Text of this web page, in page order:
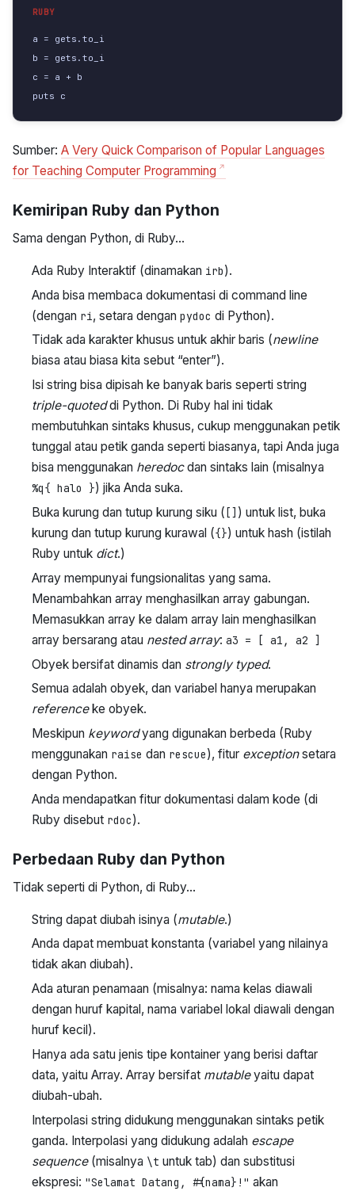
a = gets . to_i
b
= gets . to_i
c
= a +
b
puts
c
Sumber: A Very Quick Comparison of Popular Languages
for Teaching Computer Programming
Kemiripan Ruby dan Python
Sama dengan Python, di Ruby…
Ada Ruby Interaktif (dinamakan irb).
Anda bisa membaca dokumentasi di command line
(dengan ri, setara dengan pydoc di Python).
Tidak ada karakter khusus untuk akhir baris (newline
biasa atau biasa kita sebut “enter”).
Isi string bisa dipisah ke banyak baris seperti string
triple-quoteddi Python. Di Ruby hal ini tidak
membutuhkan sintaks khusus, cukup menggunakan petik
tunggal atau petik ganda seperti biasanya, tapi Anda juga
bisa menggunakan heredocdan sintaks lain (misalnya
%q{ halo }) jika Anda suka.
Buka kurung dan tutup kurung siku ( [] ) untuk list, buka
kurung dan tutup kurung kurawal ({}) untuk hash (istilah
Ruby untuk dict.)
Array mempunyai fungsionalitas yang sama.
Menambahkan array menghasilkan array gabungan.
Memasukkan array ke dalam array lain menghasilkan
array bersarang atau nested array: a3 = [ a1, a2 ]
Obyek bersifat dinamis dan strongly typed.
Semua adalah obyek, dan variabel hanya merupakan
referenceke obyek.
Meskipun keywordyang digunakan berbeda (Ruby
menggunakan raise dan rescue), fitur exceptionsetara
dengan Python.
Anda mendapatkan fitur dokumentasi dalam kode (di
Ruby disebut rdoc).
Perbedaan Ruby dan Python
Tidak seperti di Python, di Ruby…
String dapat diubah isinya (mutable.)
Anda dapat membuat konstanta (variabel yang nilainya
tidak akan diubah).
Ada aturan penamaan (misalnya: nama kelas diawali
dengan huruf kapital, nama variabel lokal diawali dengan
huruf kecil).
Hanya ada satu jenis tipe kontainer yang berisi daftar
data, yaitu Array. Array bersifat mutableyaitu dapat
diubah-ubah.
Interpolasi string didukung menggunakan sintaks petik
ganda. Interpolasi yang didukung adalah escape
sequence(misalnya \t untuk tab) dan substitusi
ekspresi: "Selamat Datang, #{nama}!" akan